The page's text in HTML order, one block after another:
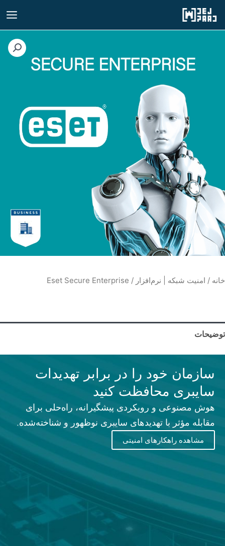
پرش
خانه / امنیت شبکه | نرم‌افزار / Eset Secure Enterprise
توضیحات
سازمان خود را در برابر تهدیدات
سایبری محافظت کنید
هوش مصنوعی و رویکردی پیشگیرانه، راه‌حلی برای
مقابله مؤثر با تهدیدهای سایبری نوظهور و شناخته‌شده.
مشاهده راهکارهای امنیتی